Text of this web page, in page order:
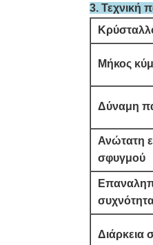
3. Τεχνική
Μήκος
Δύναμη
Ανώτατη
σφυγμού
Διάρκεια